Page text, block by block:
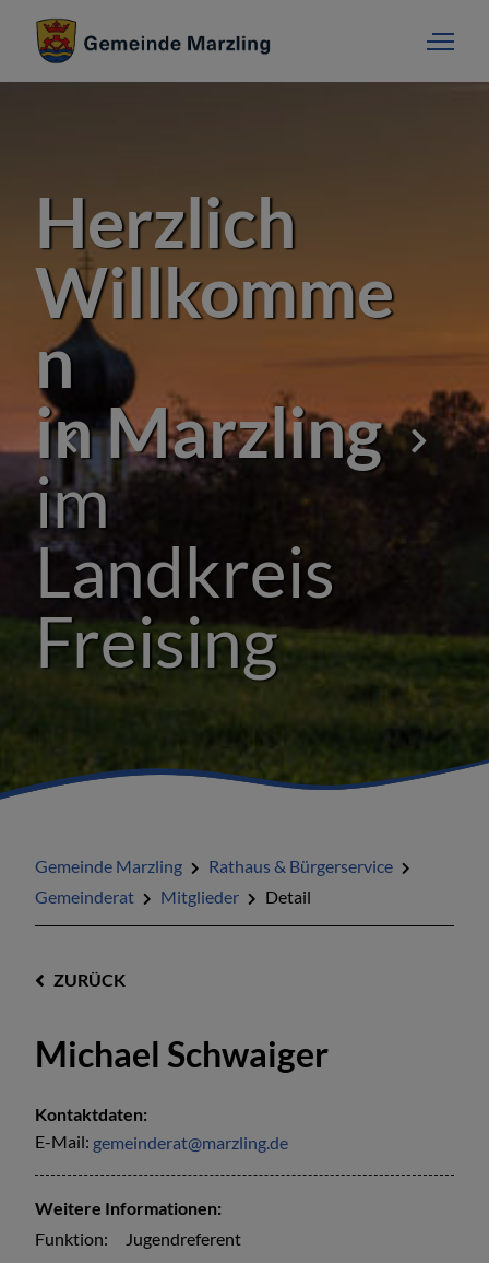
Herzlich
Willkomme
n
in Marzling
im
Landkreis
Freising
Gemeinde Marzling
Rathaus & Bürgerservice
Gemeinderat
Mitglieder Detail
ZURÜCK
Michael Schwaiger
Kontaktdaten:
E-Mail: gemeinderat@marzling.de
Weitere Informationen:
Funktion:
Jugendreferent